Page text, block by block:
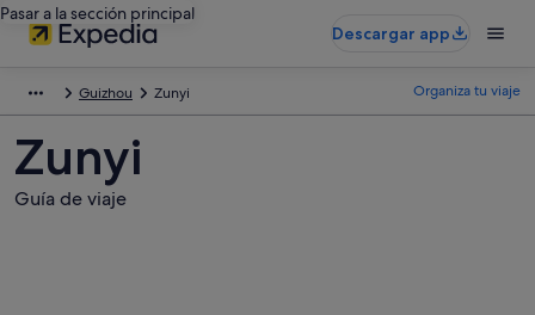
Pasar a la sección principal
Descargar app
Guizhou Zunyi Organiza tu viaje
Zunyi
Guía de viaje